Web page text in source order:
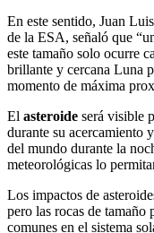
En este sentido, Juan
de la ESA, señaló que
este tamaño solo ocurre
brillante y cercana Luna
momento de máxima
El asteroide será visible
durante su acercamiento
del mundo durante la
meteorológicas lo
Los impactos de
pero las rocas de tamaño
comunes en el sistema